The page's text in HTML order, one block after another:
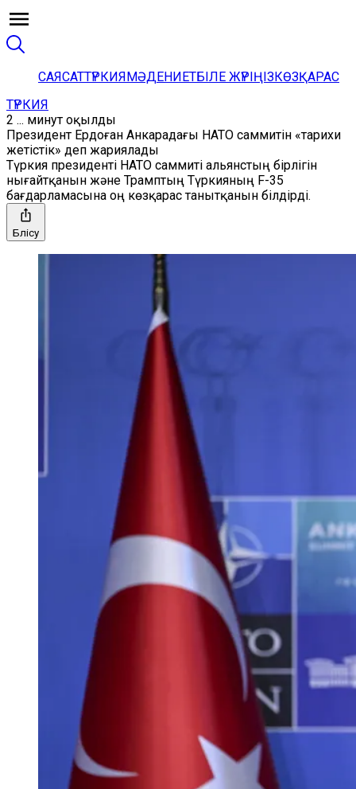
САЯСАТТҮРКИЯМӘДЕНИЕТБІЛЕ ЖҮРІҢІЗКӨЗҚАРАС
ТҮРКИЯ
2 ... минут оқылды
Президент Ердоған Анкарадағы НАТО саммитін «тарихи
жетістік» деп жариялады
Түркия президенті НАТО саммиті альянстың бірлігін
нығайтқанын және Трамптың Түркияның F-35
бағдарламасына оң көзқарас танытқанын білдірді.
Бөлісу